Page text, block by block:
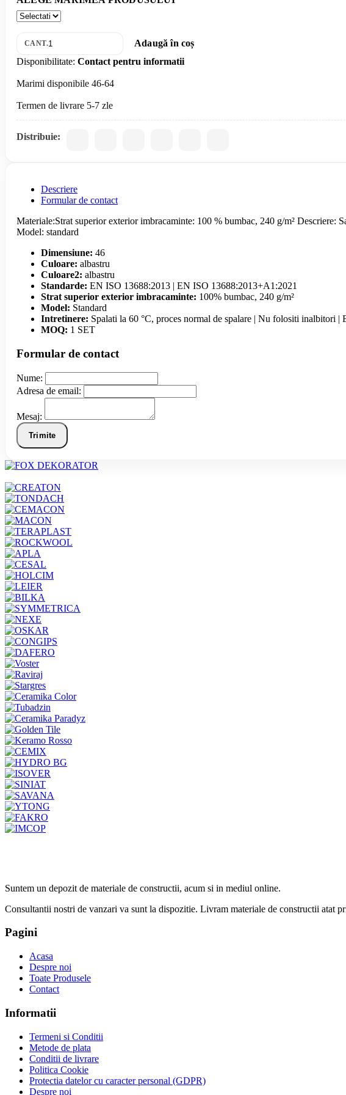
CANT.
Adaugă în coș
Disponibilitate: Contact pentru informatii
Marimi disponibile 46-64
Distribuie:
Descriere
Formular de contact
Materiale:Strat superior exterior imbracaminte: 100 % bumbac, 240 g/m² Descriere:
Model: standard
Dimensiune: 46
Culoare: albastru
Culoare2: albastru
Standarde: EN ISO 13688:2013 | EN ISO 13688:2013+A1:2021
Strat superior exterior imbracaminte: 100% bumbac, 240 g/m²
Model: Standard
Intretinere: Spalati la 60 °C, proces normal de spalare | Nu folositi inalbitori |
MOQ: 1 SET
Formular de contact
Nume:
Adresa de email:
Mesaj:
Trimite
Suntem un depozit de materiale de constructii, acum si in mediul online.
Consultantii nostri de vanzari va sunt la dispozitie. Livram materiale de constructii atat
Pagini
Acasa
Despre noi
Toate Produsele
Contact
Informatii
Termeni si Conditii
Metode de plata
Conditii de livrare
Politica Cookie
Protectia datelor cu caracter personal (GDPR)
Despre noi